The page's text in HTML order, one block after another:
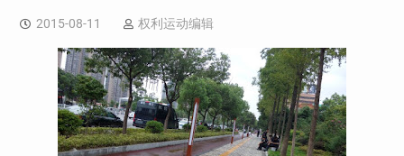
2015-08-11 权利运动编辑